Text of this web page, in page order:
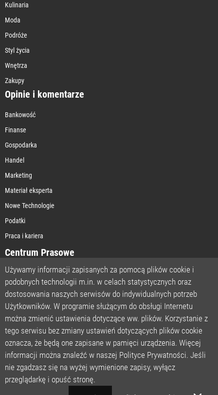
Kulinaria
Moda
Podróże
Styl życia
Wnętrza
Zakupy
Opinie i komentarze
Bankowość
Finanse
Gospodarka
Handel
Marketing
Materiał eksperta
Nowe Technologie
Podatki
Praca i kariera
Centrum Prasowe
STRONA GŁÓWNA
O NAS
POLITYKA PRYWATNOŚCI
REGULAMIN
LICENCJA
REJESTRACJA
KONTAKT
Używamy informacji zapisanych za pomocą plików cookie i
podobnych technologii m.in. w celach statystycznych oraz
dostosowania naszych serwisów do indywidualnych potrzeb
Użytkowników. W programie służącym do obsługi Internetu
można zmienić ustawienia dotyczące ww. plików. Korzystanie z
tego serwisu bez zmiany ustawień dotyczących plików cookie
oznacza, że będą one zapisane w pamięci urządzenia. Więcej
informacji można znaleźć w naszej Polityce Prywatności. Jeśli
nie zgadzasz się na wyżej wymienione zapisy, wyłącz
przeglądarkę i opuść stronę.